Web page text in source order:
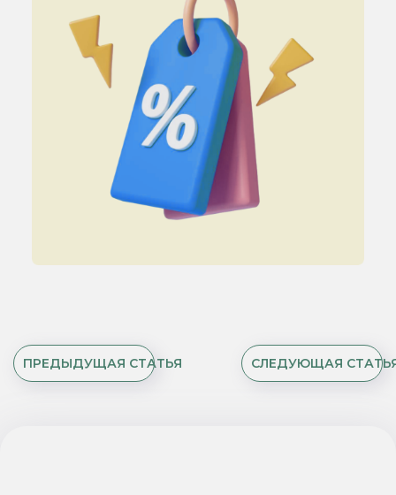
ПРЕДЫДУЩАЯ СТАТЬЯ СЛЕДУЮЩАЯ